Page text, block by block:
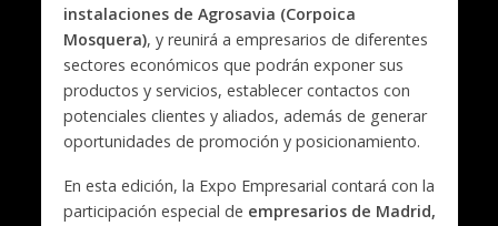
instalaciones de Agrosavia (Corpoica
Mosquera), y reunirá a empresarios de diferentes
sectores económicos que podrán exponer sus
productos y servicios, establecer contactos con
potenciales clientes y aliados, además de generar
oportunidades de promoción y posicionamiento.
En esta edición, la Expo Empresarial contará con la
participación especial de empresarios de Madrid,